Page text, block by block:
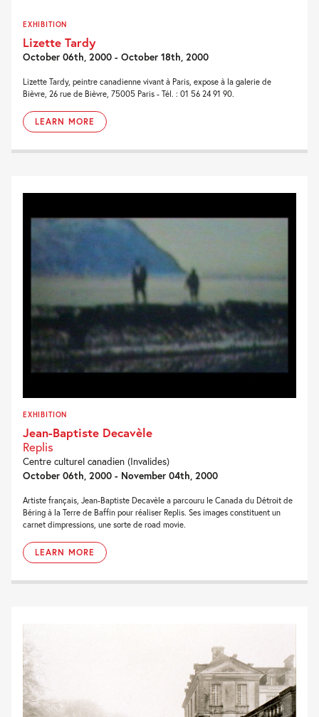
EXHIBITION
Lizette Tardy
October 06th, 2000 - October 18th, 2000
Lizette Tardy, peintre canadienne vivant à Paris, expose à la galerie de
Bièvre, 26 rue de Bièvre, 75005 Paris - Tél. : 01 56 24 91 90.
LEARN MORE
EXHIBITION
Jean-Baptiste Decavèle
Replis
Centre culturel canadien (Invalides)
October 06th, 2000 - November 04th, 2000
Artiste français, Jean-Baptiste Decavèle a parcouru le Canada du Détroit de
Béring à la Terre de Baffin pour réaliser Replis. Ses images constituent un
carnet dimpressions, une sorte de road movie.
LEARN MORE